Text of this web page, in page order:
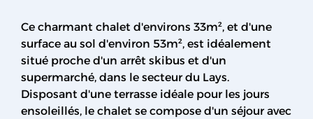
Ce charmant chalet d'environs 33m², et d'une
surface au sol d'environ 53m², est idéalement
situé proche d'un arrêt skibus et d'un
supermarché, dans le secteur du Lays.
Disposant d'une terrasse idéale pour les jours
ensoleillés, le chalet se compose d'un séjour avec